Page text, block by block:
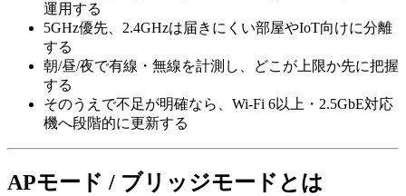
運用する
5GHz優先、2.4GHzは届きにくい部屋やIoT向けに分離
する
朝/昼/夜で有線・無線を計測し、どこが上限か先に把握
する
そのうえで不足が明確なら、Wi-Fi 6以上・2.5GbE対応
機へ段階的に更新する
APモード / ブリッジモードとは